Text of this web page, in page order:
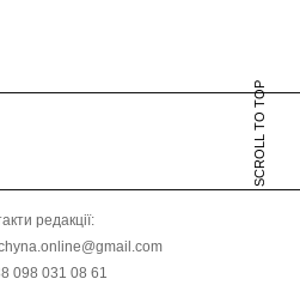
SCROLL TO TOP
редакції:
098 031 08 61